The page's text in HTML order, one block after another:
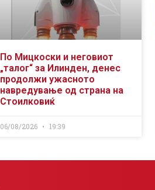
По Мицкоски и неговиот
„талог“ за Илинден, денес
продолжи ужасното
навредување од страна на
Стоилковиќ
06/08/2026 19:39